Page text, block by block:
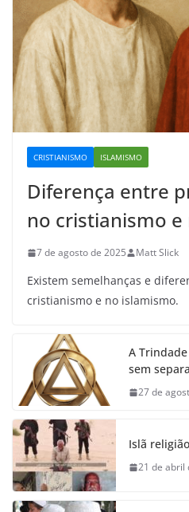
CRISTIANISMO ISLAMISMO
Diferença entre
no cristianismo
7 de agosto de 2025 Matt Slick
Existem semelhanças e
cristianismo e no islamismo.
A
sem
27 de
Islã
21 de abril